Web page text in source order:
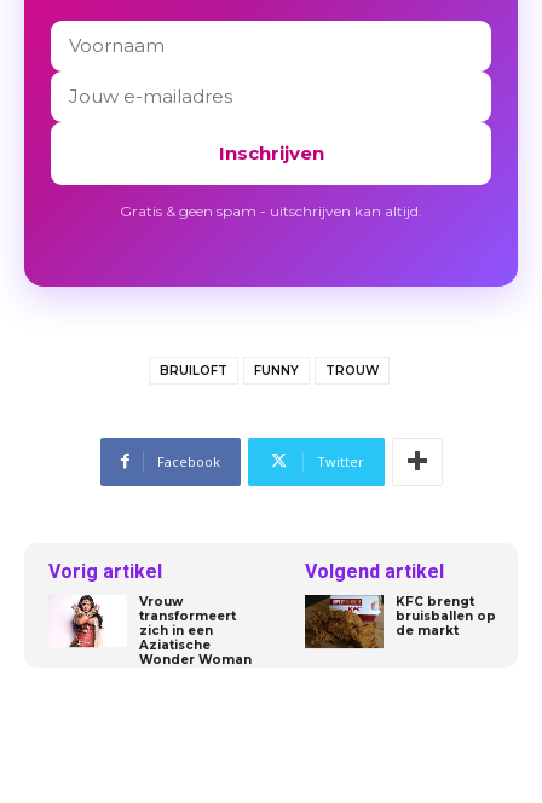
Inschrijven
Gratis & geen spam - uitschrijven kan altijd.
BRUILOFT FUNNY TROUW
Facebook Twitter
Vorig artikel
Vrouw
transformeert
zich in een
Aziatische
Wonder Woman
Volgend artikel
KFC brengt
bruisballen op
de markt